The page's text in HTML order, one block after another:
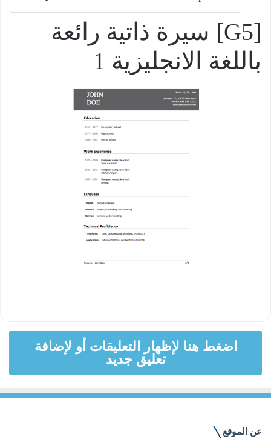
[G5] سيرة ذاتية رائعة
باللغة الانجليزية 1
اضغط هنا لإظهار التعليقات أو لإضافة
تعليق جديد
عن الموقع